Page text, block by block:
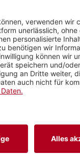
er die
der
Schweizern
ihre